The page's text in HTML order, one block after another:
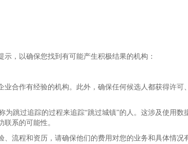
，以确保您找到有可能产生积极结果的机构：
业合作有经验的机构。此外，确保任何候选人都获得许可
为跳过追踪的过程来追踪“跳过城镇”的人。这涉及使用
系的可能性。
、流程和资历，请确保他们的费用对您的业务和具体情况